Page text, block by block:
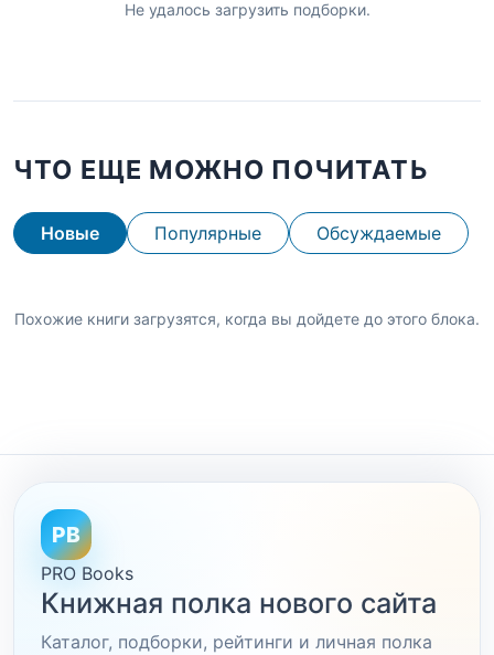
Не удалось загрузить подборки.
ЧТО ЕЩЕ МОЖНО ПОЧИТАТЬ
Новые Популярные Обсуждаемые
Похожие книги загрузятся, когда вы дойдете до этого блока.
PB
PRO Books
Книжная полка нового сайта
Каталог, подборки, рейтинги и личная полка